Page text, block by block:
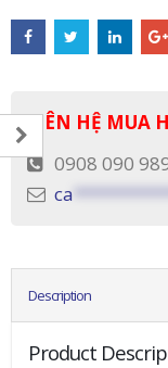
LIÊN HỆ MUA
0908 090
ca
Description
Product